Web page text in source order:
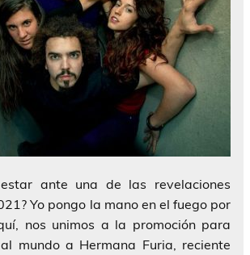
ante una de las revelaciones
Yo pongo la mano en el fuego por
nos unimos a la promoción para
mundo a Hermana Furia, reciente